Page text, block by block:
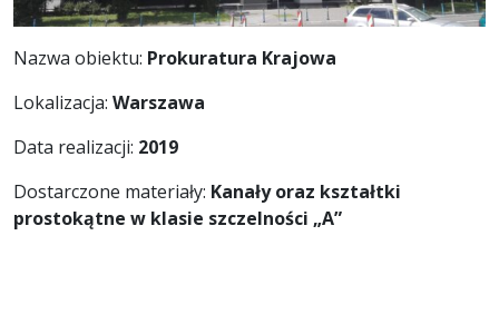
Nazwa obiektu: Prokuratura Krajowa
Lokalizacja: Warszawa
Data realizacji: 2019
Dostarczone materiały: Kanały oraz kształtki
prostokątne w klasie szczelności „A”